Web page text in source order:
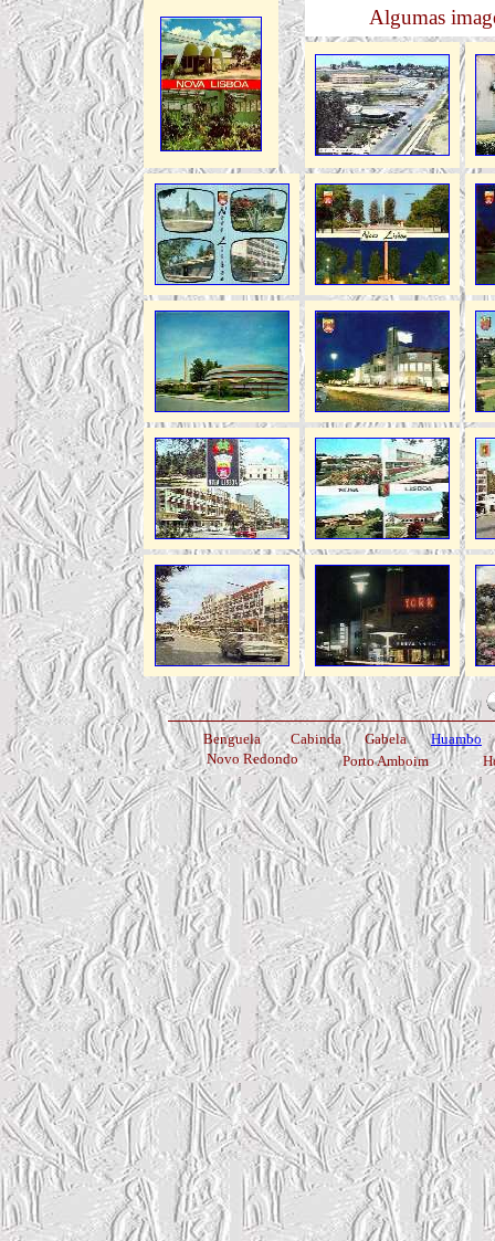
Algumas
Benguela Cabinda Gabela
Huambo
Novo Redondo
Porto Amboim